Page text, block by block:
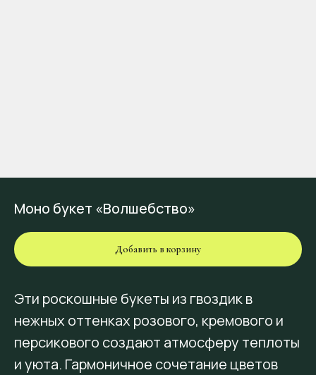
Моно букет «Волшебство»
Добавить в корзину
Эти роскошные букеты из гвоздик в
нежных оттенках розового, кремового и
персикового создают атмосферу теплоты
и уюта. Гармоничное сочетание цветов